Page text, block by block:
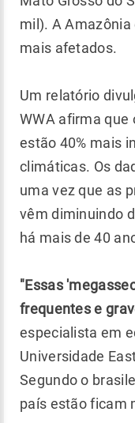
mil). A
mais afetados.
Um relatório
WWA afirma que
estão 40% mais
climáticas. Os
uma vez que as
vêm diminuindo
há mais de 40
"Essas
frequentes e
especialista em
Universidade
Segundo o
país estão ficam